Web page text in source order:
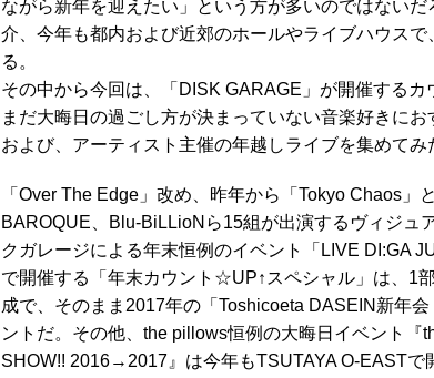
ながら新年を迎えたい」という方が多いのではない
介、今年も都内および近郊のホールやライブハウス
る。
その中から今回は、「DISK GARAGE」が開催するカ
まだ大晦日の過ごし方が決まっていない音楽好きに
および、アーティスト主催の年越しライブを集めてみ
「Over The Edge」改め、昨年から「Tokyo Chaos」
BAROQUE、Blu-BiLLioNら15組が出演するヴィジュ
クガレージによる年末恒例のイベント「LIVE DI:GA
で開催する「年末カウント☆UP↑スペシャル」は、1
成で、そのまま2017年の「Toshicoeta DASEIN新年
ントだ。その他、the pillows恒例の大晦日イベント
SHOW!! 2016→2017』は今年もTSUTAYA O-EAST